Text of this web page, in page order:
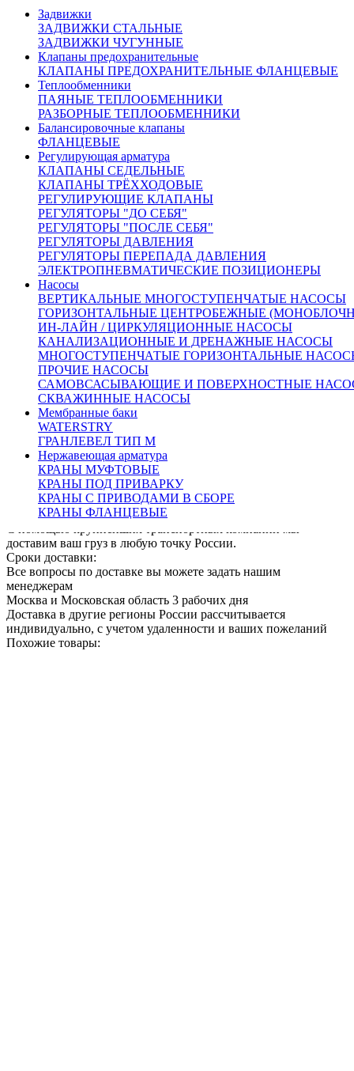
Задвижки
ЗАДВИЖКИ СТАЛЬНЫЕ
ЗАДВИЖКИ ЧУГУННЫЕ
Клапаны предохранительные
КЛАПАНЫ ПРЕДОХРАНИТЕЛЬНЫЕ ФЛАНЦЕВЫЕ
Теплообменники
ПАЯНЫЕ ТЕПЛООБМЕННИКИ
РАЗБОРНЫЕ ТЕПЛООБМЕННИКИ
Балансировочные клапаны
ФЛАНЦЕВЫЕ
Регулирующая арматура
КЛАПАНЫ СЕДЕЛЬНЫЕ
КЛАПАНЫ ТРЁХХОДОВЫЕ
РЕГУЛИРУЮЩИЕ КЛАПАНЫ
РЕГУЛЯТОРЫ "ДО СЕБЯ"
РЕГУЛЯТОРЫ "ПОСЛЕ СЕБЯ"
РЕГУЛЯТОРЫ ДАВЛЕНИЯ
РЕГУЛЯТОРЫ ПЕРЕПАДА ДАВЛЕНИЯ
ЭЛЕКТРОПНЕВМАТИЧЕСКИЕ ПОЗИЦИОНЕРЫ
Насосы
ВЕРТИКАЛЬНЫЕ МНОГОСТУПЕНЧАТЫЕ НАСОСЫ
ГОРИЗОНТАЛЬНЫЕ ЦЕНТРОБЕЖНЫЕ
ИН-ЛАЙН / ЦИРКУЛЯЦИОННЫЕ НАСОСЫ
КАНАЛИЗАЦИОННЫЕ И ДРЕНАЖНЫЕ НАСОСЫ
МНОГОСТУПЕНЧАТЫЕ ГОРИЗОНТАЛЬНЫЕ
ПРОЧИЕ НАСОСЫ
САМОВСАСЫВАЮЩИЕ И ПОВЕРХНОСТНЫЕ
СКВАЖИННЫЕ НАСОСЫ
Мембранные баки
WATERSTRY
ГРАНЛЕВЕЛ ТИП М
Нержавеющая арматура
КРАНЫ МУФТОВЫЕ
КРАНЫ ПОД ПРИВАРКУ
КРАНЫ С ПРИВОДАМИ В СБОРЕ
КРАНЫ ФЛАНЦЕВЫЕ
Размеры и Kvy:
Kvy=6,3 м³/ч
Высота=380 мм
Строительная длина=150 мм
Материалы основных деталей
Корпус - Чугун СЧ20 (GG-20, EN-GJL-200)
Седло - Латунь ЛС59 (CuZn38Pb1, CW607N)
Плунжер - Сталь 40Х13 (X40Cr13)
Шток
Уплотнение сальникового узла - FPM
Привод гидравлический мембранный
Настроечная пружина
Винт настройки давления
Описание:
Оплата:
Оплата осуществляется по безналичному расчету на
основании счета. Счет формирует ваш персональный
менеджер после подтверждения заказа
Доставка:
По Москве и области:
Бесплатная доставка при заказе от 50000 рублей в пределах
МКАД
Бесплатная доставка до пункта приема/выдачи транспортной
компании
Доставка по Москве и области от 2000 рублей
Курьерская – наш менеджер оформит Вам доставку товара
курьером.После комплектации заказа на складе, Курьерская
служба свяжется с вами и уточнит детали доставки.
По России:
доставим ваш груз в любую точку России.
Сроки доставки:
Все вопросы по доставке вы можете задать нашим
менеджерам
Москва и Московская область 3 рабочих дня
Доставка в другие регионы России рассчитывается
индивидуально, с учетом удаленности и ваших пожеланий
Похожие товары: